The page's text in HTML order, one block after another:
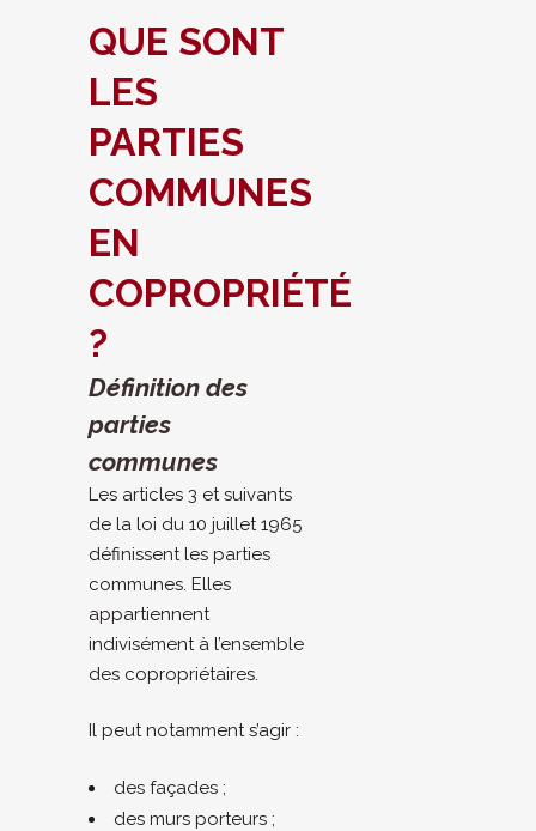
QUE SONT
LES
PARTIES
COMMUNES
EN
COPROPRIÉTÉ
?
Définition des
parties
communes
Les articles 3 et suivants
de la loi du 10 juillet 1965
définissent les parties
communes. Elles
appartiennent
indivisément à l’ensemble
des copropriétaires.
Il peut notamment s’agir :
des façades ;
des murs porteurs ;